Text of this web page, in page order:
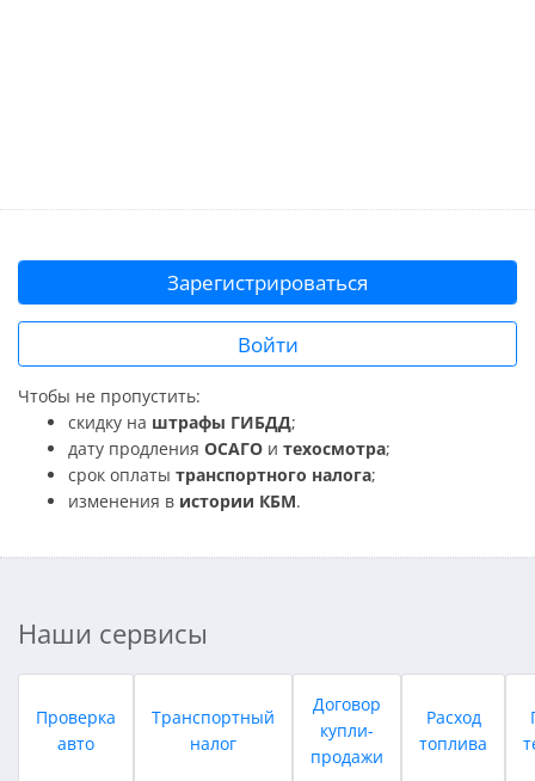
Зарегистрироваться
Войти
Чтобы не пропустить:
скидку на штрафы ГИБДД;
дату продления ОСАГО и техосмотра;
срок оплаты транспортного налога;
изменения в истории КБМ.
Наши сервисы
Проверка
авто
Транспортный
налог
Договор
купли-
продажи
Расход
топлива